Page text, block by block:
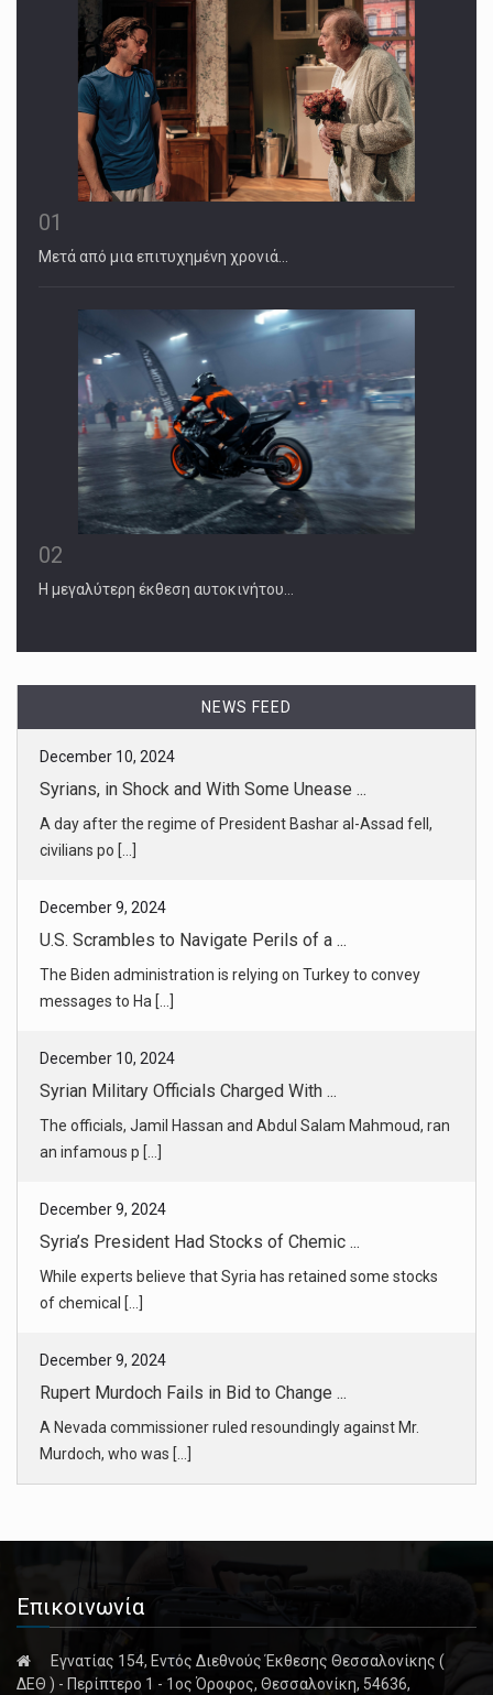
01
Μετά από μια επιτυχημένη χρονιά…
02
Η μεγαλύτερη έκθεση αυτοκινήτου…
NEWS FEED
December 10, 2024
Syrians, in Shock and With Some Unease ...
A day after the regime of President Bashar al-Assad fell,
civilians po [...]
December 9, 2024
U.S. Scrambles to Navigate Perils of a ...
The Biden administration is relying on Turkey to convey
messages to Ha [...]
December 10, 2024
Syrian Military Officials Charged With ...
The officials, Jamil Hassan and Abdul Salam Mahmoud, ran
an infamous p [...]
December 9, 2024
Syria’s President Had Stocks of Chemic ...
While experts believe that Syria has retained some stocks
of chemical [...]
December 9, 2024
Rupert Murdoch Fails in Bid to Change ...
A Nevada commissioner ruled resoundingly against Mr.
Murdoch, who was [...]
Daniel Penny Is Acquitted in Death of ...
the floor of [...]
December 9, 2024
Επικοινωνία
Εγνατίας 154, Εντός Διεθνούς Έκθεσης Θεσσαλονίκης (
ΔΕΘ ) - Περίπτερο 1 - 1ος Όροφος, Θεσσαλονίκη, 54636,